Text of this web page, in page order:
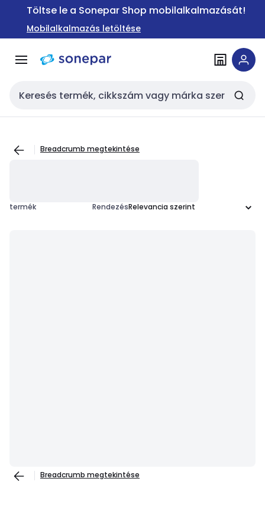
Ugrás a
Ugrás a
tartalomra
Töltse le a Sonepar Shop mobilalkalmazását!
Mobilalkalmazás letöltése
Keresési bemenet
Breadcrumb megtekintése
termék Rendezés
Breadcrumb megtekintése